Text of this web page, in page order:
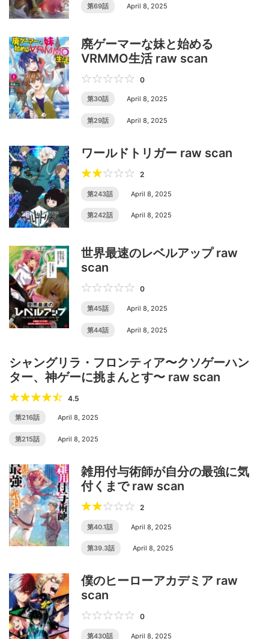
第69話 April 8, 2025
廃ゲーマーな妹と始める
VRMMO生活 raw scan
0
第30話 April 8, 2025
第29話 April 8, 2025
ワールドトリガー raw scan
2
第243話 April 8, 2025
第242話 April 8, 2025
世界最速のレベルアップ raw
scan
0
第45話 April 8, 2025
第44話 April 8, 2025
シャングリラ・フロンティア〜クソゲーハン
ター、神ゲーに挑まんとす〜 raw scan
4.5
第216話 April 8, 2025
第215話 April 8, 2025
雑用付与術師が自分の最強に気
付くまで raw scan
2
第40.1話 April 8, 2025
第39.3話 April 8, 2025
僕のヒーローアカデミア raw
scan
0
第430話 April 8, 2025